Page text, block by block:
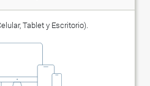
Tablet y Escritorio).